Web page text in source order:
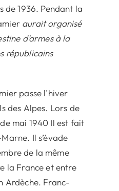
de 1936. Pendant la
aurait organisé
d’armes à la
républicains
passe l’hiver
des Alpes. Lors de
mai 1940 Il est fait
Il s’évade
de la même
la France et entre
Ardèche. Franc-